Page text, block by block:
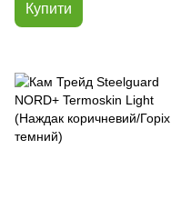
Купити